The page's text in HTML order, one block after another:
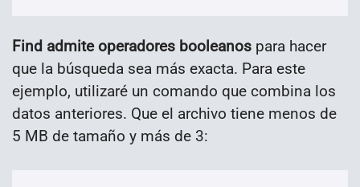
Find admite operadores booleanos para hacer
que la búsqueda sea más exacta. Para este
ejemplo, utilizaré un comando que combina los
datos anteriores. Que el archivo tiene menos de
5 MB de tamaño y más de 3: